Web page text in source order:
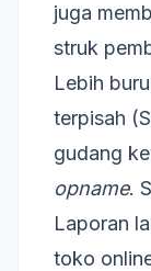
juga
struk
Lebih
terpisah
gudang
opname.
Laporan
toko